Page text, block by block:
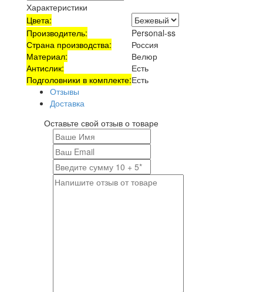
Характеристики
Цвета:
Производитель:
Personal-ss
Страна производства:
Россия
Материал:
Велюр
Антислик:
Есть
Подголовники в комплекте:Есть
Отзывы
Доставка
Оставьте свой отзыв о товаре